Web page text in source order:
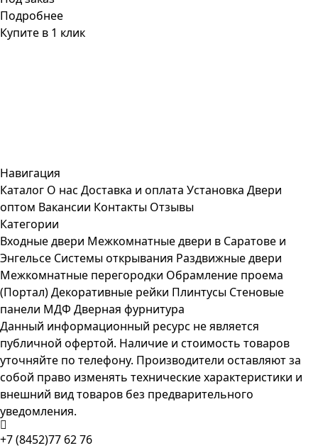
Подробнее
Купите в 1 клик
Навигация
Каталог О нас Доставка и оплата Установка Двери
оптом Вакансии Контакты Отзывы
Категории
Входные двери Межкомнатные двери в Саратове и
Энгельсе Системы открывания Раздвижные двери
Межкомнатные перегородки Обрамление проема
(Портал)Декоративные рейки Плинтусы Стеновые
панели МДФ Дверная фурнитура
Данный информационный ресурс не является
публичной офертой. Наличие и стоимость товаров
уточняйте по телефону. Производители оставляют за
собой право изменять технические характеристики и
внешний вид товаров без предварительного
уведомления.
+7 (8452)77 62 76